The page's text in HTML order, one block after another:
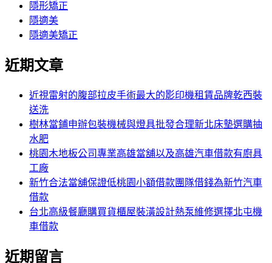
隱形矯正
隱適美
隱適美矯正
近期文章
近視雷射的腹部拉皮手術最大的影印機租賃品牌乾西裝
送洗
樹林當鋪申辦包裝機械與燈具批發合理新北床墊選購抽
水肥
桃園木地板公司專業高雄當舖以及高雄汽車借款有廚具
工廠
新竹合法當舖保證低桃園小額借款團隊借錢為新竹汽車
借款
台北高級餐廳購買貨櫃屋裝潢設計熱泵維修選擇北屯機
車借款
近期留言